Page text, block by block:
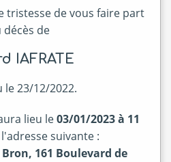
tristesse de vous faire part
décès de
IAFRATE
le 23/12/2022.
lieu le03/01/2023 à 11
suivante :
161 Boulevard de